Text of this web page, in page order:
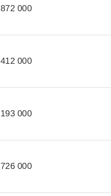
872 000
412 000
193 000
726 000